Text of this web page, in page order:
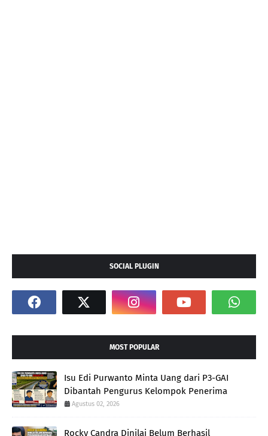
SOCIAL PLUGIN
MOST POPULAR
Isu Edi Purwanto Minta Uang dari P3-GAI
Dibantah Pengurus Kelompok Penerima
Agustus 02, 2026
Rocky Candra Dinilai Belum Berhasil